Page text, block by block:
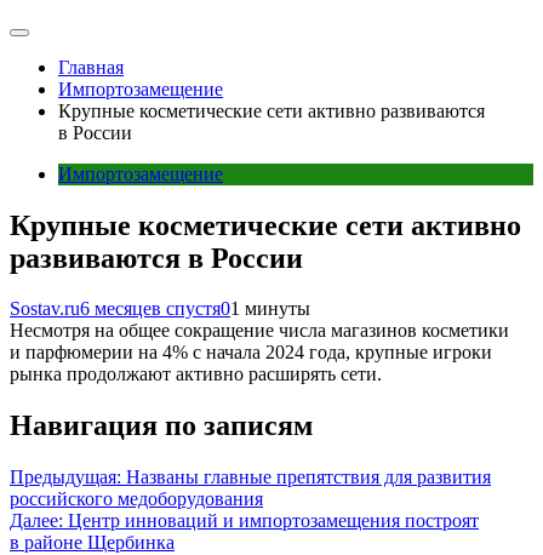
Главная
Импортозамещение
Крупные косметические сети активно развиваются
в России
Импортозамещение
Крупные косметические сети активно
развиваются в России
Sostav.ru6 месяцев спустя01 минуты
Несмотря на общее сокращение числа магазинов косметики
и парфюмерии на 4% с начала 2024 года, крупные игроки
рынка продолжают активно расширять сети.
Навигация по записям
Предыдущая: Названы главные препятствия для развития
российского медоборудования
Далее: Центр инноваций и импортозамещения построят
в районе Щербинка